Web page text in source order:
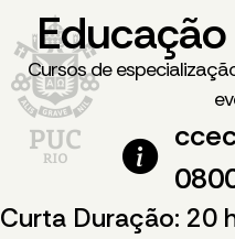
Cursos de
Curta Duração: 20